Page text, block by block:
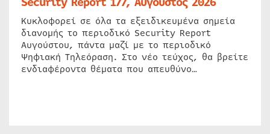
Κυκλοφορεί σε όλα τα εξειδικευμένα σημεία
διανομής το περιοδικό Security Report
Αυγούστου, πάντα μαζί με το περιοδικό
Ψηφιακή Τηλεόραση. Στο νέο τεύχος, θα βρείτε
ενδιαφέροντα θέματα που απευθύνο…